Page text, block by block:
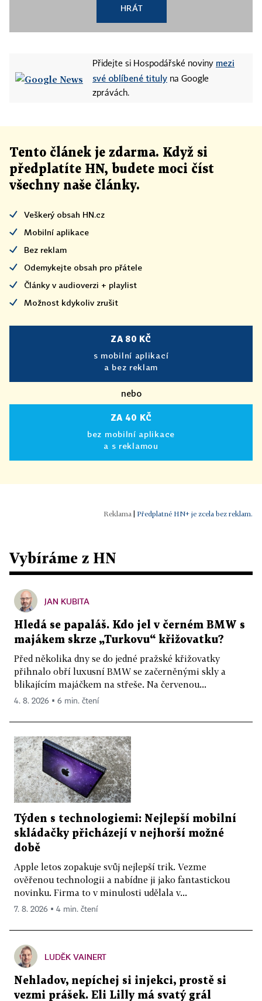
HRÁT
Přidejte si Hospodářské noviny mezi
své oblíbené tituly na Google
zprávách.
Tento článek je zdarma. Když si
předplatíte HN, budete moci číst
všechny naše články.
Veškerý obsah HN.cz
Mobilní aplikace
Bez reklam
Odemykejte obsah pro přátele
Články v audioverzi + playlist
Možnost kdykoliv zrušit
ZA 80 KČ
s mobilní aplikací
a bez reklam
nebo
ZA 40 KČ
bez mobilní aplikace
a s reklamou
Předplatné HN+ je zcela bez reklam.
Vybíráme z HN
JAN KUBITA
Hledá se papaláš. Kdo jel v černém BMW s
majákem skrze „Turkovu“ křižovatku?
Před několika dny se do jedné pražské křižovatky
přihnalo obří luxusní BMW se začerněnými skly a
blikajícím majáčkem na střeše. Na červenou...
4. 8. 2026 ▪ 6 min. čtení
Týden s technologiemi: Nejlepší mobilní
skládačky přicházejí v nejhorší možné
době
Apple letos zopakuje svůj nejlepší trik. Vezme
ověřenou technologii a nabídne ji jako fantastickou
novinku. Firma to v minulosti udělala v...
7. 8. 2026 ▪ 4 min. čtení
LUDĚK VAINERT
Nehladov, nepíchej si injekci, prostě si
vezmi prášek. Eli Lilly má svatý grál